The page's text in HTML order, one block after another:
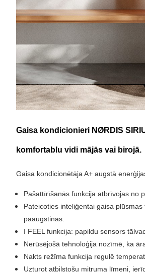
Gaisa kondicionieri NØRDIS
komfortablu vidi mājās vai birojā.
Gaisa kondicionētāja A+ augstā
Pašattīrīšanās funkcija atbrīvojas no
Pateicoties inteliģentai gaisa
paaugstinās.
I FEEL funkcija: papildu sensors
Nerūsējošā tehnoloģija nozīmē, ka
Nakts režīma funkcija regulē
Uzturot atbilstošu mitruma līmeni,